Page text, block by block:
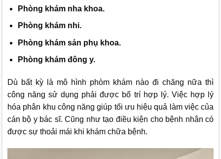
Phòng khám nha khoa.
Phòng khám nhi.
Phòng khám sản phụ khoa.
Phòng khám đông y.
Dù bất kỳ là mô hình phòm khám nào đi chăng nữa thì
công năng sử dụng phải được bố trí hợp lý. Việc hợp lý
hóa phân khu công năng giúp tối ưu hiệu quả làm việc của
cán bộ y bác sĩ. Cũng như tạo điều kiện cho bệnh nhân có
được sự thoải mái khi khám chữa bệnh.